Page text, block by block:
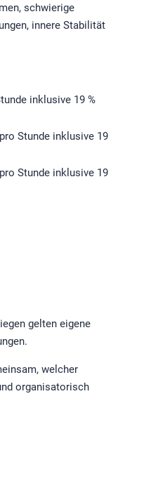
schwierige
innere Stabilität
inklusive 19 %
Stunde inklusive 19
Stunde inklusive 19
gelten eigene
welcher
organisatorisch